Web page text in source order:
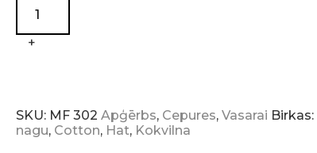
+
SKU: MF 302 Apģērbs, Cepures, Vasarai Birkas:
nagu, Cotton, Hat, Kokvilna